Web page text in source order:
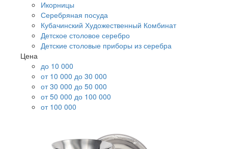
Икорницы
Серебряная посуда
Кубачинский Художественный Комбинат
Детское столовое серебро
Детские столовые приборы из серебра
Цена
до 10 000
от 10 000 до 30 000
от 30 000 до 50 000
от 50 000 до 100 000
от 100 000